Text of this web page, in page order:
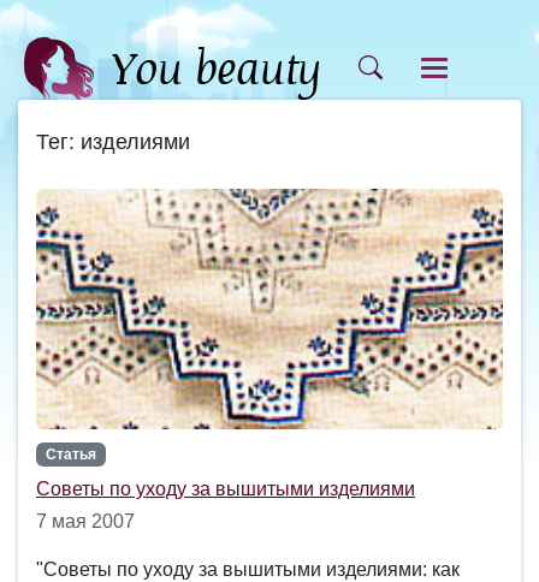
Тег: изделиями
Статья
Советы по уходу за вышитыми изделиями
7 мая 2007
"Советы по уходу за вышитыми изделиями: как